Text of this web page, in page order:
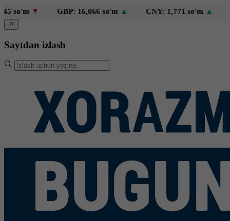
▼ GBP: 16,066 so'm▲ CNY: 1,771 so'm▲
Saytdan izlash